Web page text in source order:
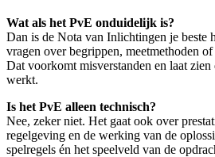
Wat als het PvE onduidelijk is?
Dan is de Nota van Inlichtingen je beste
vragen over begrippen, meetmethoden
Dat voorkomt misverstanden en laat
werkt.
Is het PvE alleen technisch?
Nee, zeker niet. Het gaat ook over
regelgeving en de werking van de
spelregels én het speelveld van de